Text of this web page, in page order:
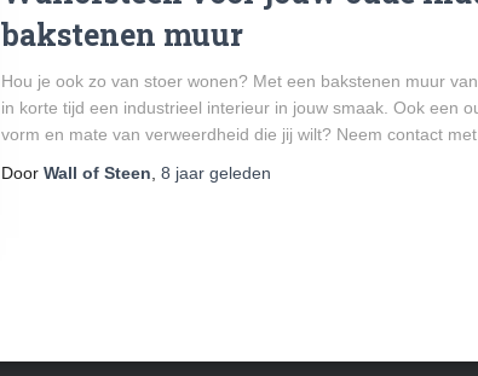
bakstenen muur
Hou je ook zo van stoer wonen? Met een bakstenen muur
in korte tijd een industrieel interieur in jouw smaak. Ook een
vorm en mate van verweerdheid die jij wilt? Neem contact
Door Wall of Steen 8 jaargeleden